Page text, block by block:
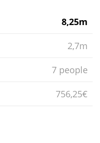
8,25m
2,7m
7 people
756,25€